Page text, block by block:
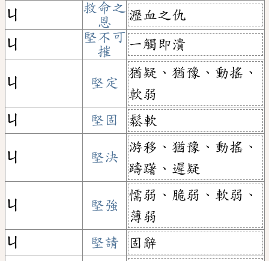
ㄐ
救命之
恩
瀝血之仇
ㄐ
堅不可
摧
一觸即潰
ㄐ 堅定
猶疑、猶豫、動搖、
軟弱
ㄐ
堅固 鬆軟
ㄐ 堅決
游移、猶豫、動搖、
躊躇、遲疑
ㄐ 堅強
懦弱、脆弱、軟弱、
薄弱
ㄐ
堅請
固辭